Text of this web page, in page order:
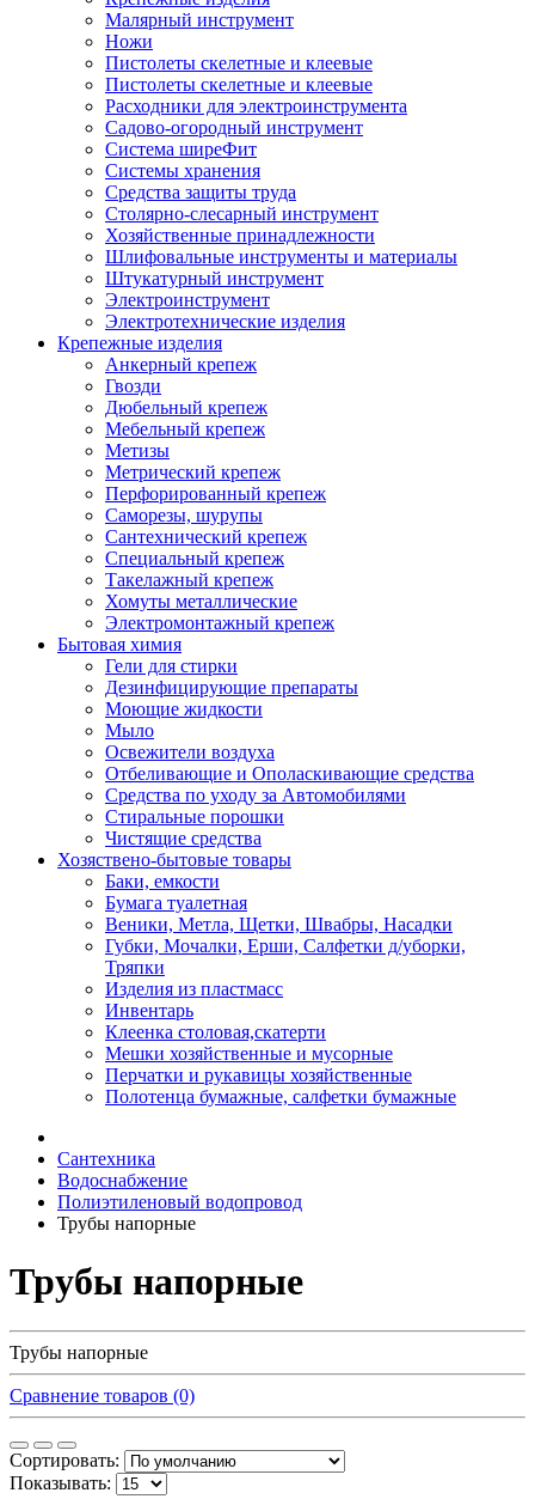
Малярный инструмент
Ножи
Пистолеты скелетные и клеевые
Пистолеты скелетные и клеевые
Расходники для электроинструмента
Садово-огородный инструмент
Система ширеФит
Системы хранения
Средства защиты труда
Столярно-слесарный инструмент
Хозяйственные принадлежности
Шлифовальные инструменты и материалы
Штукатурный инструмент
Электроинструмент
Электротехнические изделия
Крепежные изделия
Анкерный крепеж
Гвозди
Дюбельный крепеж
Мебельный крепеж
Метизы
Метрический крепеж
Перфорированный крепеж
Саморезы, шурупы
Сантехнический крепеж
Специальный крепеж
Такелажный крепеж
Хомуты металлические
Электромонтажный крепеж
Бытовая химия
Гели для стирки
Дезинфицирующие препараты
Моющие жидкости
Мыло
Освежители воздуха
Отбеливающие и Ополаскивающие средства
Средства по уходу за Автомобилями
Стиральные порошки
Чистящие средства
Хозяствено-бытовые товары
Баки, емкости
Бумага туалетная
Веники, Метла, Щетки, Швабры, Насадки
Губки, Мочалки, Ерши, Салфетки д/уборки,
Тряпки
Изделия из пластмасс
Инвентарь
Клеенка столовая,скатерти
Мешки хозяйственные и мусорные
Перчатки и рукавицы хозяйственные
Полотенца бумажные, салфетки бумажные
Сантехника
Водоснабжение
Полиэтиленовый водопровод
Трубы напорные
Трубы напорные
Трубы напорные
Сравнение товаров (0)
Сортировать:
Показывать: